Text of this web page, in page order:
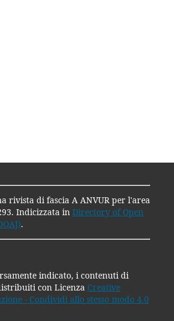
rivista di fascia A ANVUR per l'area
Indicizzata in Directory of Open
.
indicato, i contenuti di
con Licenza Creative
- Condividi allo stesso modo 4.0